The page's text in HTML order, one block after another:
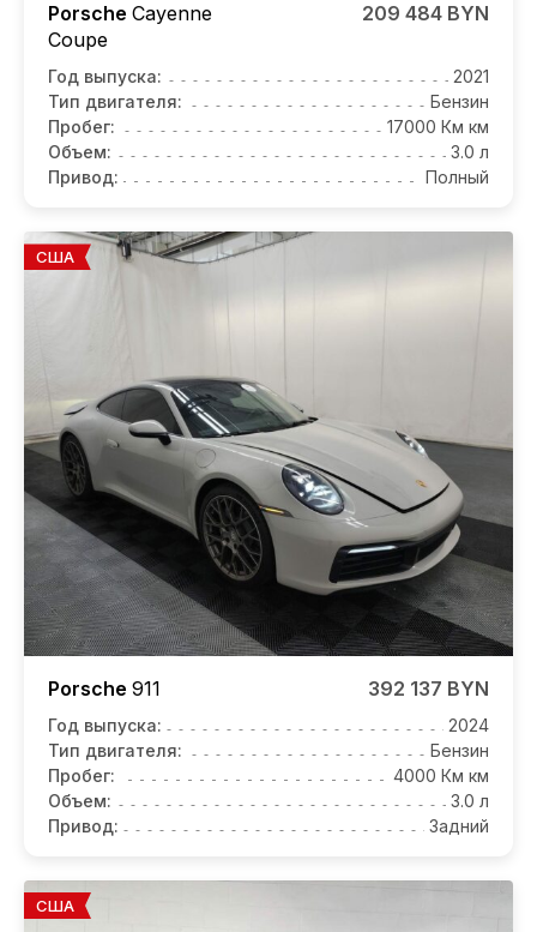
Porsche Cayenne
Coupe
209 484 BYN
Год выпуска:
2021
Тип двигателя:
Бензин
Пробег:
17000 Км км
Объем:
3.0 л
Привод:
Полный
США
Porsche 911 392 137 BYN
Год выпуска:
2024
Тип двигателя:
Бензин
Пробег:
4000 Км км
Объем:
3.0 л
Привод:
Задний
США